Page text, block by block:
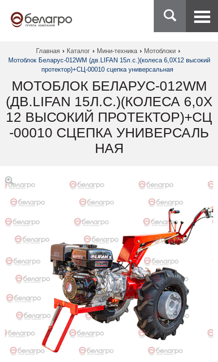
Главная Каталог Мини-техника
Мотоблоки
Мотоблок Беларус-012WM (дв.LIFAN 15л.с.)(колеса 6,0Х12 высокий
протектор)+СЦ-00010 сцепка универсальная
МОТОБЛОК БЕЛАРУС-012WM
(ДВ.LIFAN 15Л.С.)(КОЛЕСА 6,0Х
12 ВЫСОКИЙ ПРОТЕКТОР)+СЦ
-00010 СЦЕПКА УНИВЕРСАЛЬ
НАЯ